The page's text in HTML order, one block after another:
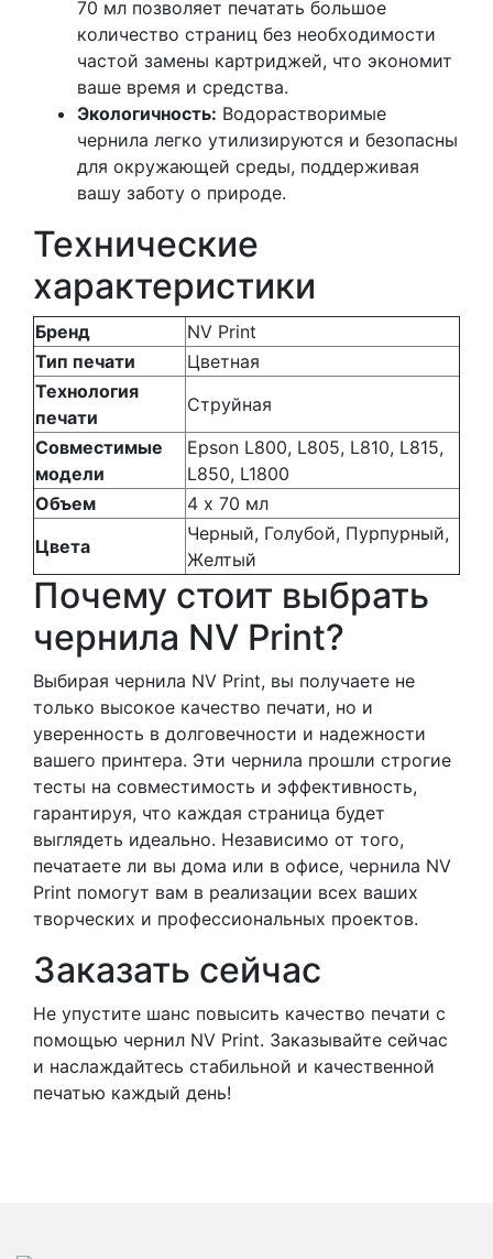
70 мл позволяет печатать большое
количество страниц без необходимости
частой замены картриджей, что экономит
ваше время и средства.
Экологичность: Водорастворимые
чернила легко утилизируются и безопасны
для окружающей среды, поддерживая
вашу заботу о природе.
Технические
характеристики
Бренд
NV Print
Тип печати
Цветная
Технология
печати
Струйная
Совместимые
модели
Epson L800, L805, L810, L815,
L850, L1800
Объем
4 х 70 мл
Цвета
Черный, Голубой, Пурпурный,
Желтый
Почему стоит выбрать
чернила NV Print?
Выбирая чернила NV Print, вы получаете не
только высокое качество печати, но и
уверенность в долговечности и надежности
вашего принтера. Эти чернила прошли строгие
тесты на совместимость и эффективность,
гарантируя, что каждая страница будет
выглядеть идеально. Независимо от того,
печатаете ли вы дома или в офисе, чернила NV
Print помогут вам в реализации всех ваших
творческих и профессиональных проектов.
Заказать сейчас
Не упустите шанс повысить качество печати с
помощью чернил NV Print. Заказывайте сейчас
и наслаждайтесь стабильной и качественной
печатью каждый день!